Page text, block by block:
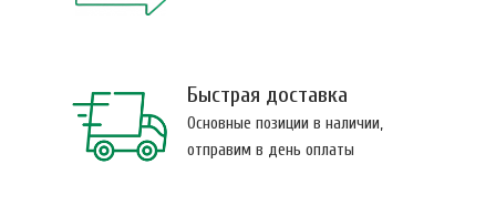
Быстрая доставка
Основные позиции в наличии,
отправим в день оплаты